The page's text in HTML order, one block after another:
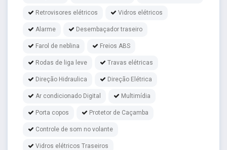
Retrovisores elétricos Vidros elétricos
Alarme Desembaçador traseiro
Farol de neblina Freios ABS
Rodas de liga leve Travas elétricas
Direção Hidraulica Direção Elétrica
Ar condicionado Digital Multimídia
Porta copos Protetor de Caçamba
Controle de som no volante
Vidros elétricos Traseiros